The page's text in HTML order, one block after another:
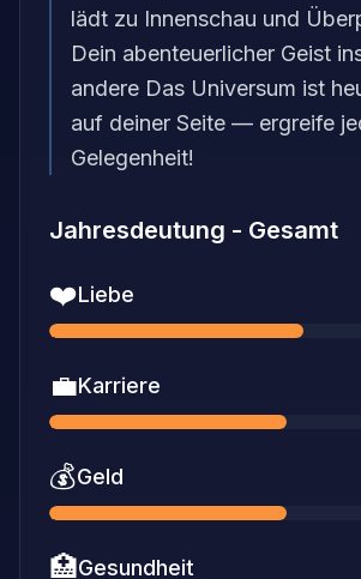
lädt zu Innenschau und
Dein abenteuerlicher Geist
andere Das Universum ist
auf deiner Seite — ergreife
Gelegenheit!
Jahresdeutung - Gesamt
❤️Liebe
💼Karriere
💰Geld
🏥Gesundheit